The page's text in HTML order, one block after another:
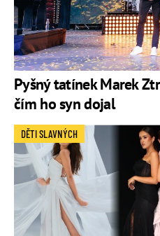
Pyšný tatínek Marek
čím ho syn dojal
DĚTI SLAVNÝCH